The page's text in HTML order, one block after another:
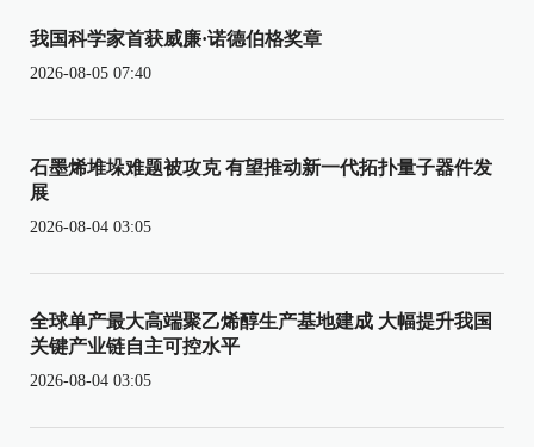
我国科学家首获威廉·诺德伯格奖章
2026-08-05 07:40
石墨烯堆垛难题被攻克 有望推动新一代拓扑量子器件发
展
2026-08-04 03:05
全球单产最大高端聚乙烯醇生产基地建成 大幅提升我国
关键产业链自主可控水平
2026-08-04 03:05